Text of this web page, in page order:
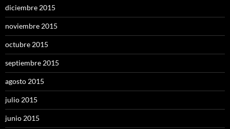
diciembre 2015
noviembre 2015
octubre 2015
septiembre 2015
agosto 2015
julio 2015
junio 2015